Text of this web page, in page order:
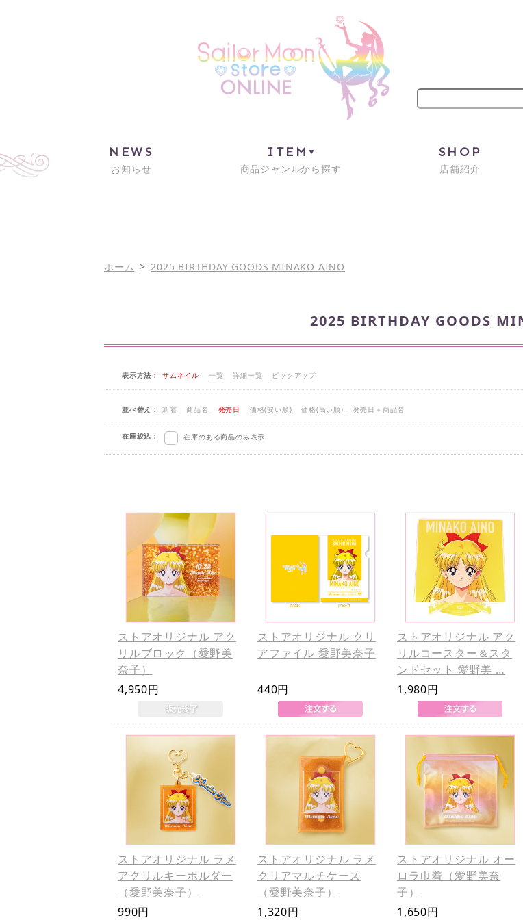
NEWS
お知らせ
ITEM
商品ジャンルから探す
SHOP
店舗紹介
ホーム > 2025 BIRTHDAY GOODS MINAKO AINO
2025 BIRTHDAY GOODS
表示方法： サムネイル 一覧 詳細一覧 ピックアップ
並べ替え： 新着 商品名 発売日 価格(安い順) 価格(高い順) 発売日＋商品名
在庫絞込： 在庫のある商品のみ表示
ストアオリジナル アク
リルブロック（愛野美
奈子）
4,950円
ストアオリジナル クリ
アファイル 愛野美奈子
440円
ストアオリジナル アク
リルコースター＆スタ
ンドセット 愛野美 …
1,980円
ストアオリジナル ラメ
アクリルキーホルダー
（愛野美奈子）
990円
ストアオリジナル ラメ
クリアマルチケース
（愛野美奈子）
1,320円
ストアオリジナル オー
ロラ巾着（愛野美奈
子）
1,650円